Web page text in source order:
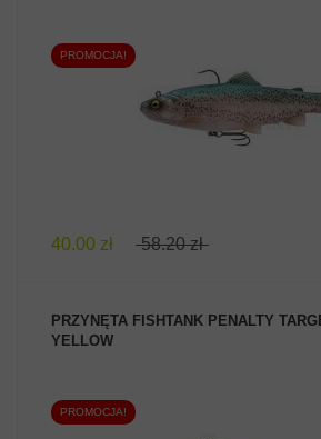
ZOBACZ PRODUKT
PROMOCJA!
40.00 zł 58.20 zł
PRZYNĘTA FISHTANK PENALTY
YELLOW
PROMOCJA!